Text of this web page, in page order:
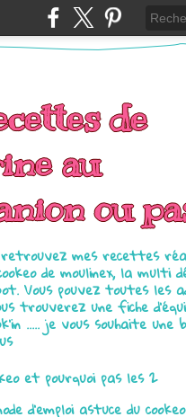
de
au
ou
retrouvez mes recettes
de moulinex, la multi
Vous pouvez toutes les
trouverez une fiche
..... je vous souhaite une
et pourquoi pas les 2
d’emploi astuce du